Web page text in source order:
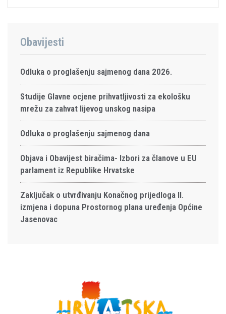
Obavijesti
Odluka o proglašenju sajmenog dana 2026.
Studije Glavne ocjene prihvatljivosti za ekološku
mrežu za zahvat lijevog unskog nasipa
Odluka o proglašenju sajmenog dana
Objava i Obavijest biračima- Izbori za članove u EU
parlament iz Republike Hrvatske
Zaključak o utvrđivanju Konačnog prijedloga II.
izmjena i dopuna Prostornog plana uređenja Općine
Jasenovac